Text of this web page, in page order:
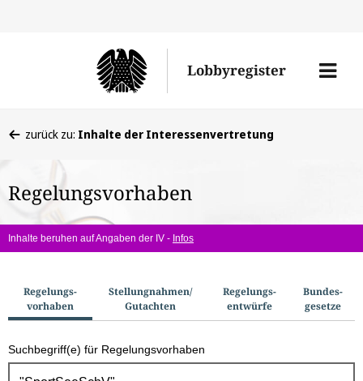
den
Lobbyregister
Menü
befinden
hier:
zurück zu: Inhalte der Interessenvertretung
Regelungsvorhaben
Inhalte beruhen auf Angaben der IV - Infos
u
c
h
Regelungs­
vorhaben
Stellungnahmen/​
Gutachten
Regelungs­
entwürfe
Bundes­
gesetze
Suchbegriff(e) für Regelungsvorhaben